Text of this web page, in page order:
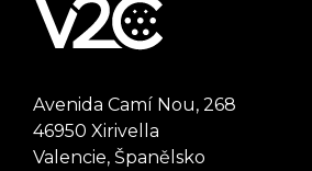
Avenida Camí Nou, 268
46950 Xirivella
Valencie, Španělsko